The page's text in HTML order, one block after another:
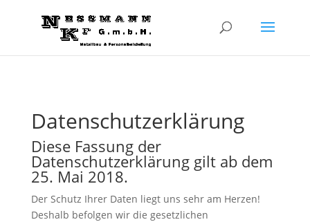
Datenschutzerklärung
Diese Fassung der
Datenschutzerklärung gilt ab dem
25. Mai 2018.
Der Schutz Ihrer Daten liegt uns sehr am Herzen!
Deshalb befolgen wir die gesetzlichen